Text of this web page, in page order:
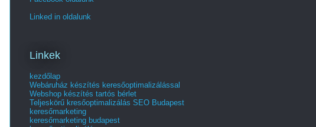
Linked in oldalunk
Linkek
kezdőlap
Webáruház készítés keresőoptimalizálással
Webshop készítés tartós bérlet
Teljeskörű kresőoptimalizálás SEO Budapest
keresőmarketing
keresőmarketing budapest